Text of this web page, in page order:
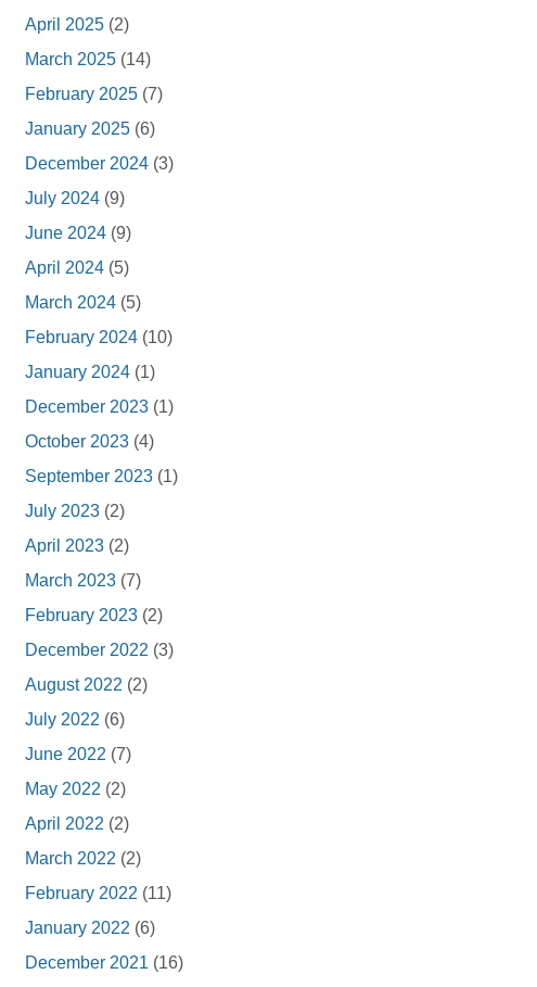
April 2025 (2)
March 2025 (14)
February 2025 (7)
January 2025 (6)
December 2024 (3)
July 2024 (9)
June 2024 (9)
April 2024 (5)
March 2024 (5)
February 2024 (10)
January 2024 (1)
December 2023 (1)
October 2023 (4)
September 2023 (1)
July 2023 (2)
April 2023 (2)
March 2023 (7)
February 2023 (2)
December 2022 (3)
August 2022 (2)
July 2022 (6)
June 2022 (7)
May 2022 (2)
April 2022 (2)
March 2022 (2)
February 2022 (11)
January 2022 (6)
December 2021 (16)